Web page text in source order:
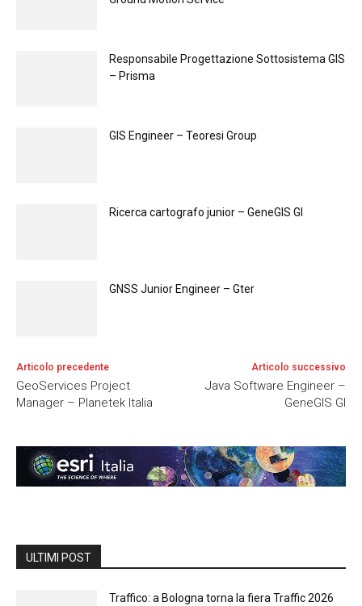
Responsabile Progettazione Sottosistema GIS
– Prisma
GIS Engineer – Teoresi Group
Ricerca cartografo junior – GeneGIS GI
GNSS Junior Engineer – Gter
Articolo precedente
GeoServices Project
Manager – Planetek Italia
Articolo successivo
Java Software Engineer –
GeneGIS GI
ULTIMI POST
Traffico: a Bologna torna la fiera Traffic 2026